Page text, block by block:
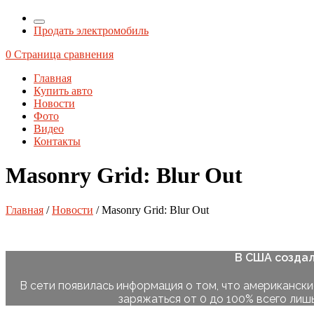
Продать электромобиль
0 Страница сравнения
Главная
Купить авто
Новости
Фото
Видео
Контакты
Masonry Grid: Blur Out
Главная /Новости / Masonry Grid: Blur Out
В США
В сети появилась информация о том, что
заряжаться от 0 до 100% всего